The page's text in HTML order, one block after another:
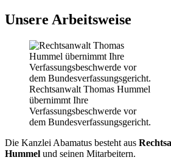
Unsere Arbeitsweise
Rechtsanwalt Thomas Hummel
übernimmt Ihre
Verfassungsbeschwerde vor
dem Bundesverfassungsgericht.
Die Kanzlei Abamatus besteht aus
Hummel und seinen Mitarbeitern.